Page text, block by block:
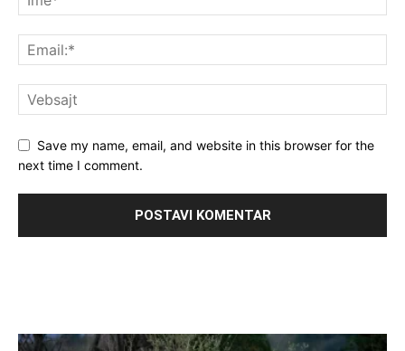
Save my name, email, and website in this browser for the
next time I comment.